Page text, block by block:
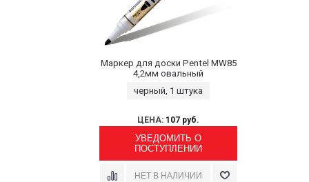
Маркер для доски Pentel MW85
4,2мм овальный
черный, 1 штука
ЦЕНА: 107 руб.
УВЕДОМИТЬ О
ПОСТУПЛЕНИИ